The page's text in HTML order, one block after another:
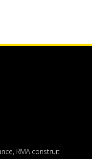
RMA construit